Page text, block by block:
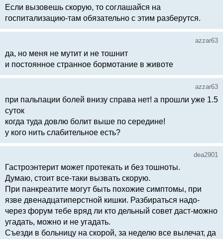
Если вызовешь скорую, то соглашайся на
госпитализацию-там обязательно с этим разберутся.
azzar63
да, но меня не мутит и не тошнит
и постоянное странное бормотание в животе
azzar63
при пальпации болей внизу справа нет! а прошли уже 1.5
суток
когда туда довлю болит выше по середине!
у кого нить слабительное есть?
dea2901
Гастроэнтерит может протекать и без тошноты.
Думаю, стоит все-таки вызвать скорую.
При панкреатите могут быть похожие симптомы, при
язве двенадцатиперстной кишки. Разбираться надо-
через форум тебе вряд ли кто дельный совет даст-можно
угадать, можно и не угадать.
Съезди в больницу на скорой, за неделю все вылечат, да